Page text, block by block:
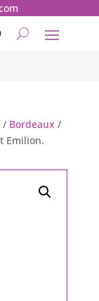
/ Bordeaux /
Emilion.